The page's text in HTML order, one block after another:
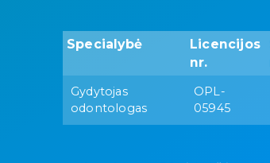
Specialybė
Licencijos
nr.
Gydytojas
odontologas
OPL-
05945